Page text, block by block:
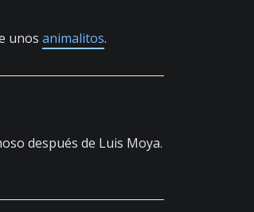
unos animalitos.
después de Luis Moya.